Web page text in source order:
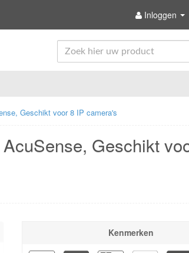
Inloggen
Geschikt voor 8 IP camera's
Geschikt
Kenmerken